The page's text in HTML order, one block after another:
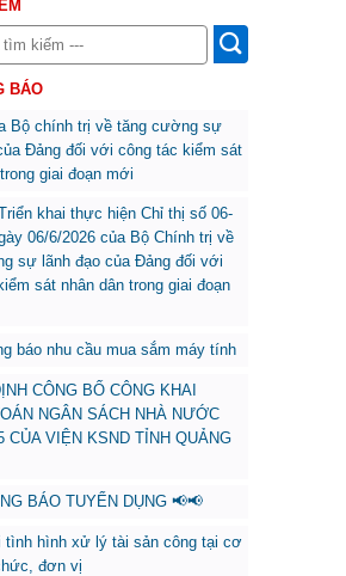
BÁO
Bộ chính trị về tăng cường sự
Đảng đối với công tác kiểm sát
giai đoạn mới
khai thực hiện Chỉ thị số 06-
06/6/2026 của Bộ Chính trị về
sự lãnh đạo của Đảng đối với
sát nhân dân trong giai đoạn
báo nhu cầu mua sắm máy tính
CÔNG BỐ CÔNG KHAI
NGÂN SÁCH NHÀ NƯỚC
CỦA VIỆN KSND TỈNH QUẢNG
BÁO TUYỂN DỤNG 📢📢
tình hình xử lý tài sản công tại cơ
đơn vị